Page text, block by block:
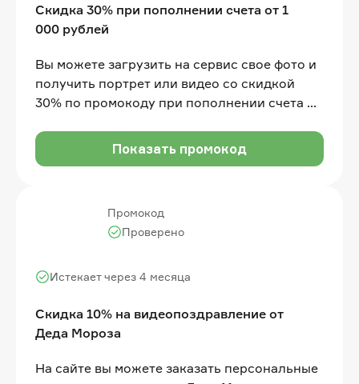
Скидка 30% при пополнении счета от 1
000 рублей
Вы можете загрузить на сервис свое фото и
получить портрет или видео со скидкой
30% по промокоду при пополнении счета от
Показать промокод
Промокод
Скидка 10% на видеопоздравление от
Деда Мороза
Истекает через 4 месяца
Проверено
На сайте вы можете заказать персональные